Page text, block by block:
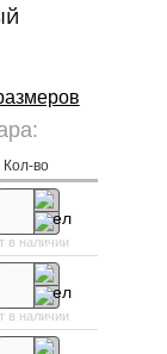
Кол-во
в наличии
в наличии